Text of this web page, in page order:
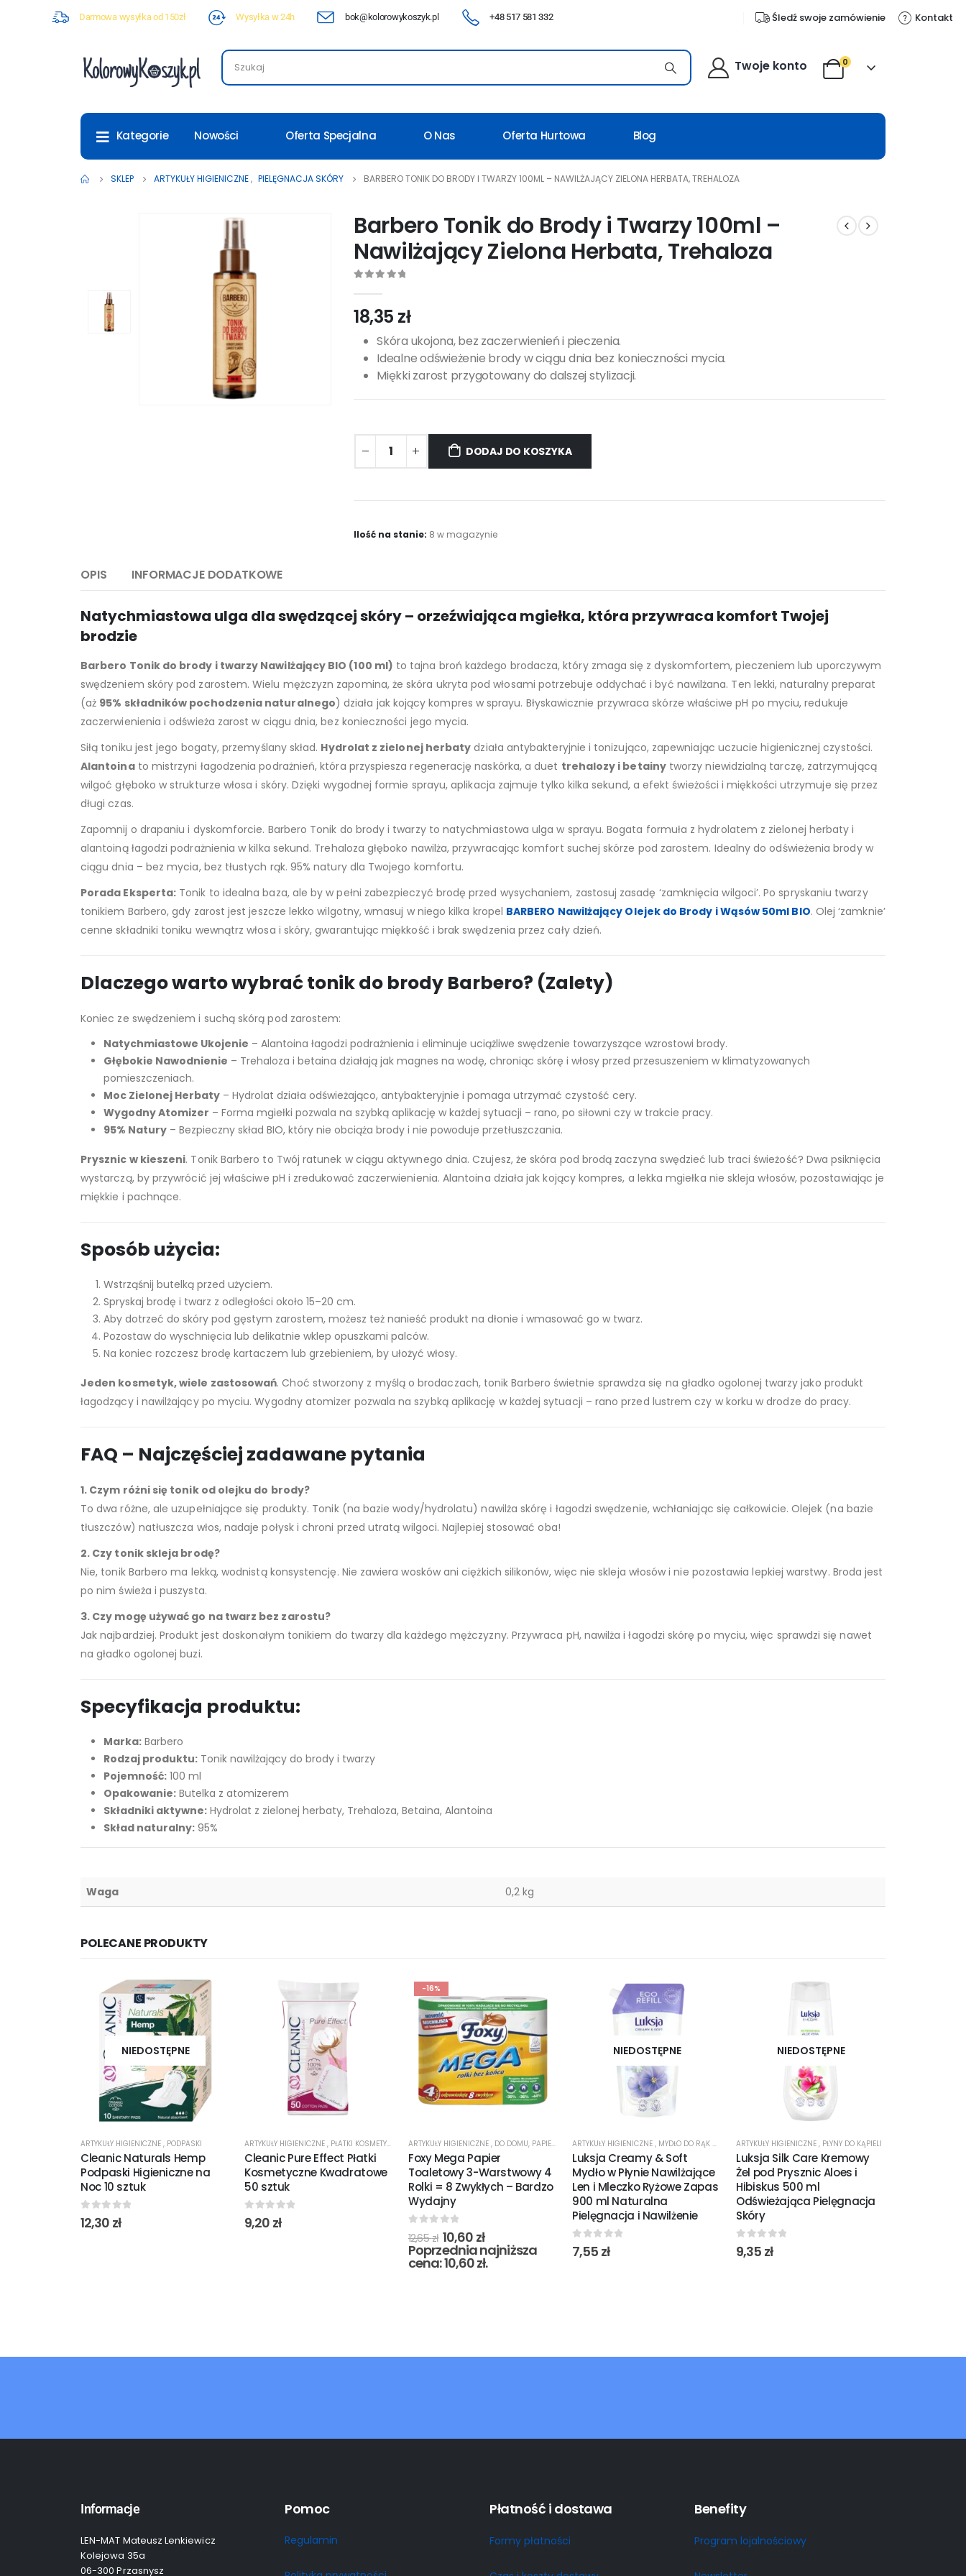
Darmowa wysyłka od 150zł Wysyłka w 24h bok@kolorowykoszyk.pl +48 517 581 332 Śledź swoje zamówienie Kontakt
Twoje konto 0
Kategorie Nowości Oferta Specjalna O Nas Oferta Hurtowa Blog
SKLEP ARTYKUŁY HIGIENICZNE, PIELĘGNACJA SKÓRY BARBERO TONIK DO BRODY I TWARZY 100ML – NAWILŻAJĄCY ZIELONA HERBATA, TREHALOZA
Barbero Tonik do Brody i Twarzy 100ml –
Nawilżający Zielona Herbata, Trehaloza
18,35 zł
Skóra ukojona, bez zaczerwienień i pieczenia.
Idealne odświeżenie brody w ciągu dnia bez konieczności mycia.
Miękki zarost przygotowany do dalszej stylizacji.
DODAJ DO KOSZYKA
Ilość na stanie: 8 w magazynie
OPIS INFORMACJE DODATKOWE
Natychmiastowa ulga dla swędzącej skóry – orzeźwiająca mgiełka, która przywraca komfort Twojej
brodzie
Barbero Tonik do brody i twarzy Nawilżający BIO (100 ml) to tajna broń każdego brodacza, który zmaga się z dyskomfortem, pieczeniem lub uporczywym
swędzeniem skóry pod zarostem. Wielu mężczyzn zapomina, że skóra ukryta pod włosami potrzebuje oddychać i być nawilżana. Ten lekki, naturalny preparat
(aż 95% składników pochodzenia naturalnego) działa jak kojący kompres w sprayu. Błyskawicznie przywraca skórze właściwe pH po myciu, redukuje
zaczerwienienia i odświeża zarost w ciągu dnia, bez konieczności jego mycia.
Siłą toniku jest jego bogaty, przemyślany skład. Hydrolat z zielonej herbaty działa antybakteryjnie i tonizująco, zapewniając uczucie higienicznej czystości.
Alantoinato mistrzyni łagodzenia podrażnień, która przyspiesza regenerację naskórka, a duet trehalozy i betainytworzy niewidzialną tarczę, zatrzymującą
wilgoć głęboko w strukturze włosa i skóry. Dzięki wygodnej formie sprayu, aplikacja zajmuje tylko kilka sekund, a efekt świeżości i miękkości utrzymuje się przez
długi czas.
Zapomnij o drapaniu i dyskomforcie. Barbero Tonik do brody i twarzy to natychmiastowa ulga w sprayu. Bogata formuła z hydrolatem z zielonej herbaty i
alantoiną łagodzi podrażnienia w kilka sekund. Trehaloza głęboko nawilża, przywracając komfort suchej skórze pod zarostem. Idealny do odświeżenia brody w
ciągu dnia – bez mycia, bez tłustych rąk. 95% natury dla Twojego komfortu.
Porada Eksperta: Tonik to idealna baza, ale by w pełni zabezpieczyć brodę przed wysychaniem, zastosuj zasadę ‘zamknięcia wilgoci’. Po spryskaniu twarzy
tonikiem Barbero, gdy zarost jest jeszcze lekko wilgotny, wmasuj w niego kilka kropel BARBERO Nawilżający Olejek do Brody i Wąsów 50ml BIO. Olej ‘zamknie’
cenne składniki toniku wewnątrz włosa i skóry, gwarantując miękkość i brak swędzenia przez cały dzień.
Dlaczego warto wybrać tonik do brody Barbero? (Zalety)
Koniec ze swędzeniem i suchą skórą pod zarostem:
Natychmiastowe Ukojenie – Alantoina łagodzi podrażnienia i eliminuje uciążliwe swędzenie towarzyszące wzrostowi brody.
Głębokie Nawodnienie – Trehaloza i betaina działają jak magnes na wodę, chroniąc skórę i włosy przed przesuszeniem w klimatyzowanych
pomieszczeniach.
Moc Zielonej Herbaty – Hydrolat działa odświeżająco, antybakteryjnie i pomaga utrzymać czystość cery.
Wygodny Atomizer – Forma mgiełki pozwala na szybką aplikację w każdej sytuacji – rano, po siłowni czy w trakcie pracy.
95% Natury – Bezpieczny skład BIO, który nie obciąża brody i nie powoduje przetłuszczania.
Prysznic w kieszeni. Tonik Barbero to Twój ratunek w ciągu aktywnego dnia. Czujesz, że skóra pod brodą zaczyna swędzieć lub traci świeżość? Dwa psiknięcia
wystarczą, by przywrócić jej właściwe pH i zredukować zaczerwienienia. Alantoina działa jak kojący kompres, a lekka mgiełka nie skleja włosów, pozostawiając je
miękkie i pachnące.
Sposób użycia:
Wstrząśnij butelką przed użyciem.
Spryskaj brodę i twarz z odległości około 15–20 cm.
Aby dotrzeć do skóry pod gęstym zarostem, możesz też nanieść produkt na dłonie i wmasować go w twarz.
Pozostaw do wyschnięcia lub delikatnie wklep opuszkami palców.
Na koniec rozczesz brodę kartaczem lub grzebieniem, by ułożyć włosy.
Jeden kosmetyk, wiele zastosowań. Choć stworzony z myślą o brodaczach, tonik Barbero świetnie sprawdza się na gładko ogolonej twarzy jako produkt
łagodzący i nawilżający po myciu. Wygodny atomizer pozwala na szybką aplikację w każdej sytuacji – rano przed lustrem czy w korku w drodze do pracy.
FAQ – Najczęściej zadawane pytania
1. Czym różni się tonik od olejku do brody?
To dwa różne, ale uzupełniające się produkty. Tonik (na bazie wody/hydrolatu) nawilża skórę i łagodzi swędzenie, wchłaniając się całkowicie. Olejek (na bazie
tłuszczów) natłuszcza włos, nadaje połysk i chroni przed utratą wilgoci. Najlepiej stosować oba!
2. Czy tonik skleja brodę?
Nie, tonik Barbero ma lekką, wodnistą konsystencję. Nie zawiera wosków ani ciężkich silikonów, więc nie skleja włosów i nie pozostawia lepkiej warstwy. Broda jest
po nim świeża i puszysta.
3. Czy mogę używać go na twarz bez zarostu?
Jak najbardziej. Produkt jest doskonałym tonikiem do twarzy dla każdego mężczyzny. Przywraca pH, nawilża i łagodzi skórę po myciu, więc sprawdzi się nawet
na gładko ogolonej buzi.
Specyfikacja produktu:
Marka: Barbero
Rodzaj produktu: Tonik nawilżający do brody i twarzy
Pojemność: 100 ml
Opakowanie: Butelka z atomizerem
Składniki aktywne: Hydrolat z zielonej herbaty, Trehaloza, Betaina, Alantoina
Skład naturalny: 95%
Waga 0,2 kg
POLECANE PRODUKTY
NIEDOSTĘPNE
ARTYKUŁY HIGIENICZNE , PODPASKI
Cleanic Naturals Hemp
Podpaski Higieniczne na
Noc 10 sztuk
0out of 5
12,30 zł
ARTYKUŁY HIGIENICZNE , PŁATKI KOSMETYCZNE
Cleanic Pure Effect Płatki
Kosmetyczne Kwadratowe
50 sztuk
0out of 5
9,20 zł
-16%
ARTYKUŁY HIGIENICZNE , DO DOMU, PAPIER TOALETOWY ,PROMOCJE
Foxy Mega Papier
Toaletowy 3-Warstwowy 4
Rolki = 8 Zwykłych – Bardzo
Wydajny
out of 5
12,65zł 10,60 zł
Poprzednia najniższa
cena:10,60zł.
NIEDOSTĘPNE
ARTYKUŁY HIGIENICZNE , MYDŁO DO RĄK W PŁYNIE
Luksja Creamy & Soft
Mydło w Płynie Nawilżające
Len i Mleczko Ryżowe Zapas
900 ml Naturalna
Pielęgnacja i Nawilżenie
0out of 5
7,55 zł
NIEDOSTĘPNE
ARTYKUŁY HIGIENICZNE , PŁYNY DO KĄPIELI
Luksja Silk Care Kremowy
Żel pod Prysznic Aloes i
Hibiskus 500 ml
Odświeżająca Pielęgnacja
Skóry
0out of 5
9,35 zł
Informacje
LEN-MAT Mateusz Lenkiewicz
Kolejowa 35a
06-300 Przasnysz
Pomoc
Regulamin
Płatność i dostawa
Formy płatności
Benefity
Program lojalnościowy